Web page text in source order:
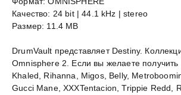
Качество: 24 bit | 44.1 kHz | stereo
Размер: 11.4 MB
DrumVault представляет Destiny.
Omnisphere 2. Если вы желаете получить
Khaled, Rihanna, Migos, Belly,
Gucci Mane, XXXTentacion, Trippie Redd,